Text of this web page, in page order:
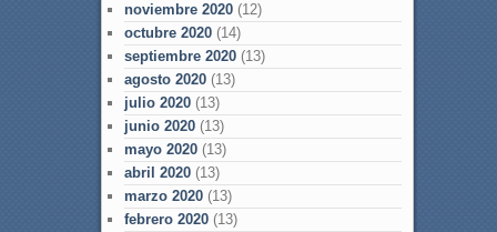
noviembre 2020(12)
octubre 2020(14)
septiembre 2020(13)
agosto 2020(13)
julio 2020(13)
junio 2020(13)
mayo 2020(13)
abril 2020(13)
marzo 2020(13)
febrero 2020(13)